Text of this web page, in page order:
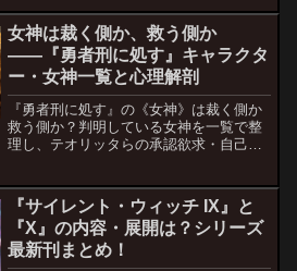
女神は裁く側か、救う側か
――『勇者刑に処す』キャラクタ
ー・女神一覧と心理解剖
『勇者刑に処す』の《女神》は裁く側か
救う側か？判明している女神を一覧で整
理し、テオリッタらの承認欲求・自己犠
『サイレント・ウィッチ IX』と
『X』の内容・展開は？シリーズ
最新刊まとめ！